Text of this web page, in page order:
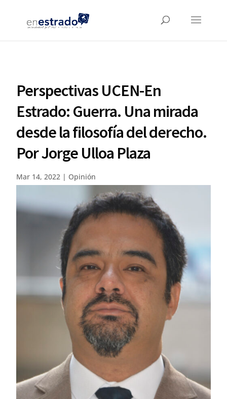
Perspectivas UCEN-En
Estrado: Guerra. Una mirada
desde la filosofía del derecho.
Por Jorge Ulloa Plaza
Mar 14, 2022 | Opinión